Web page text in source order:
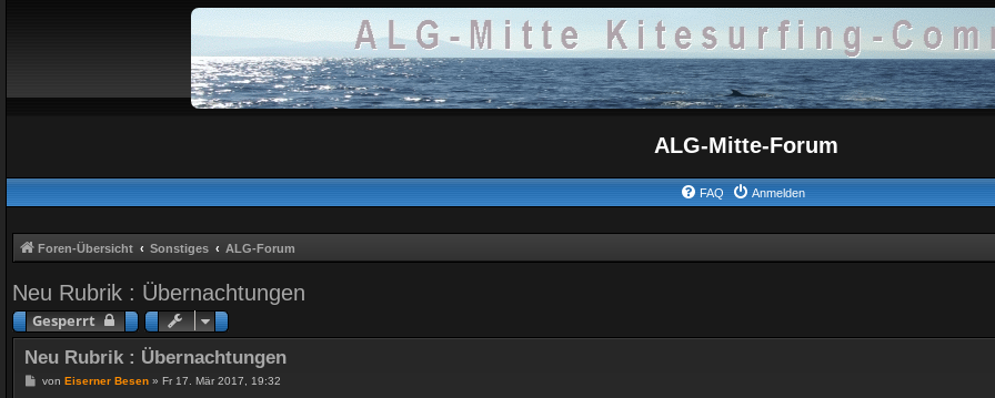
ALG-Mitte-Forum
FAQ Anmelden
Foren-Übersicht Sonstiges ALG-Forum
Neu Rubrik : Übernachtungen
Gesperrt
Neu Rubrik : Übernachtungen
Bvon Eiserner Besen» Fr 17. Mär 2017, 19:32